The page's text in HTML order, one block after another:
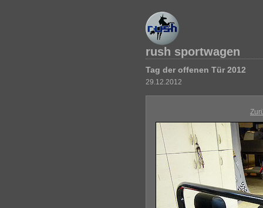
rush sportwagen
Tag der offenen Tür 2012
29.12.2012